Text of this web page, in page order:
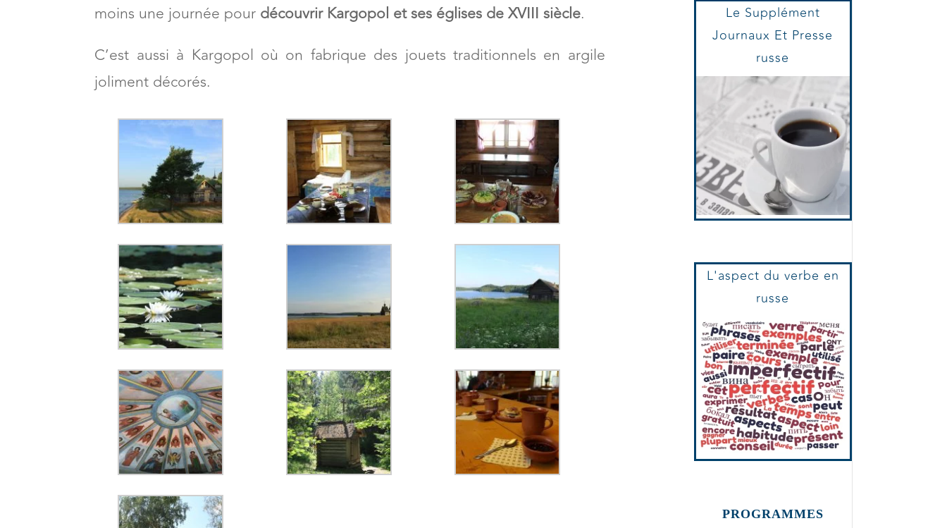
moins une journée pour découvrir Kargopol et ses églises de XVIII siècle.
C’est aussi à Kargopol où on fabrique des jouets traditionnels en argile
joliment décorés.
Le Supplément
Journaux Et Presse
russe
L'aspect du verbe en
russe
PROGRAMMES